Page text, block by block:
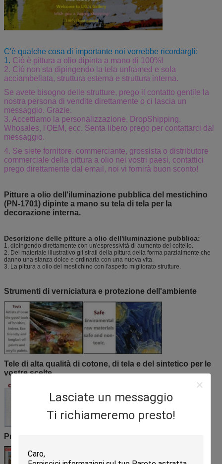
Lasciate un messaggio
Ti richiameremo presto!
C'è qualche cosa di importante noi vorrebbe ricordargli:
1. Ciò è pittura a olio dipinta a mano di 100%!
2. Ciò non sta dipingendo la tela unframed e sola
acciambellata, struttura esterna e struttura interna.
Se avete bisogno delle strutture, prego il contatto gentile la
nostra persona di vendite direttamente o ci lascia un
messaggio. Grazie.
3. Accettiamo la personalizzazione, DropShipping,
Whosales, l'OEM, ecc. Senta libero prego per contattarci dal
messaggio.
4. Se siete fornitore, commerciante, grossista o distributore
commerciale della pittura a olio nei vostri paesi, contattici
prego direttamente dal email, noi vi fornirà buon sconto!
Pitture a olio dell'iluminazione pubblica del mestichino
(PN-1701) dipinte a mano su tela di tela per la
decorazione interna.
Descrizione delle pitture a olio dell'iluminazione pubblica:
1. dipingendo direttamente con un'espressività di aumento del coltello.
2. Del materiale illustrativo gli strati della pittura della forma parzialmente che
danno una stanza dolce e ordinaria con una nuova vita.
3. La pittura a olio del mestichino con l'aspetto migliorato strutture.
Strumenti di verniciatura e protezione dell'ambiente
Tele di alta qualità di cotone, di tela e del sintetico per le
vostre scelte
Processo d'imballaggio (tela sola)